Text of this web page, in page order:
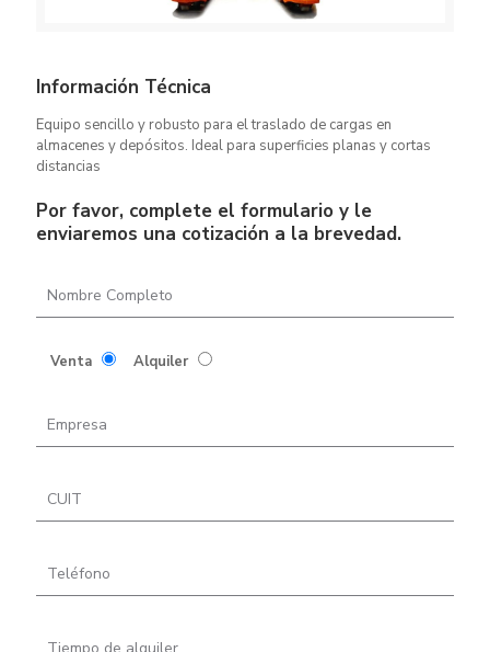
Información Técnica
Equipo sencillo y robusto para el traslado de cargas en
almacenes y depósitos. Ideal para superficies planas y cortas
distancias
Por favor, complete el formulario y le
enviaremos una cotización a la brevedad.
Venta Alquiler